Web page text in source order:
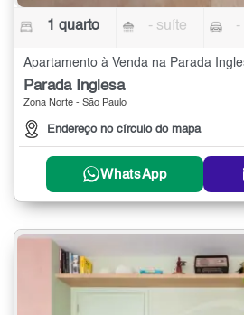
1 quarto - suíte -
Apartamento à Venda na Parada
Parada Inglesa
Zona Norte - São Paulo
Endereço no círculo do mapa
WhatsApp